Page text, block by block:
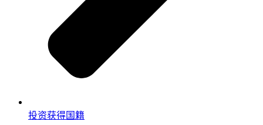
投资获得国籍